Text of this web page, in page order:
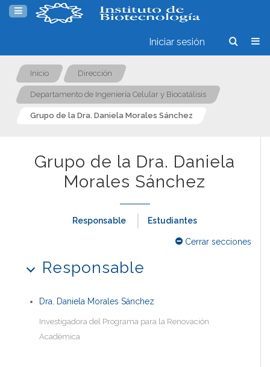
Iniciar sesión
Inicio Dirección
Departamento de Ingeniería Celular y Biocatálisis
Grupo de la Dra. Daniela Morales Sánchez
Grupo de la Dra. Daniela
Morales Sánchez
Responsable Estudiantes
Cerrar secciones
Responsable
Dra. Daniela Morales Sánchez
Investigadora del Programa para la Renovación
Académica